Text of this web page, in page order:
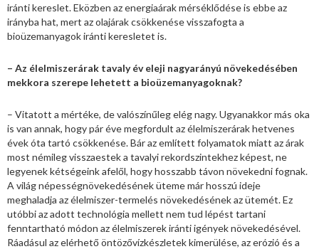
iránti kereslet. Eközben az energiaárak mérséklődése is ebbe az
irányba hat, mert az olajárak csökkenése visszafogta a
bioüzemanyagok iránti keresletet is.
– Az élelmiszerárak tavaly év eleji nagyarányú növekedésében
mekkora szerepe lehetett a bioüzemanyagoknak?
– Vitatott a mértéke, de valószínűleg elég nagy. Ugyanakkor más oka
is van annak, hogy pár éve megfordult az élelmiszerárak hetvenes
évek óta tartó csökkenése. Bár az említett folyamatok miatt az árak
most némileg visszaestek a tavalyi rekordszintekhez képest, ne
legyenek kétségeink afelől, hogy hosszabb távon növekedni fognak.
A világ népességnövekedésének üteme már hosszú ideje
meghaladja az élelmiszer-termelés növekedésének az ütemét. Ez
utóbbi az adott technológia mellett nem tud lépést tartani
fenntartható módon az élelmiszerek iránti igények növekedésével.
Ráadásul az elérhető öntözővízkészletek kimerülése, az erózió és a